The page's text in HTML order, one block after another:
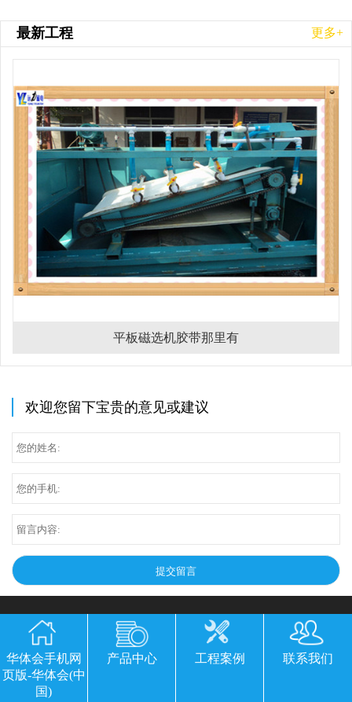
最新工程 更多+
平板磁选机胶带那里有
欢迎您留下宝贵的意见或建议
华体会手机网
页版-华体会(中
国)
产品中心 工程案例 联系我们